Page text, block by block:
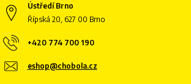
Ústředí Brno
Řípská 20, 627 00 Brno
+420 774 700 190
eshop@chobola.cz